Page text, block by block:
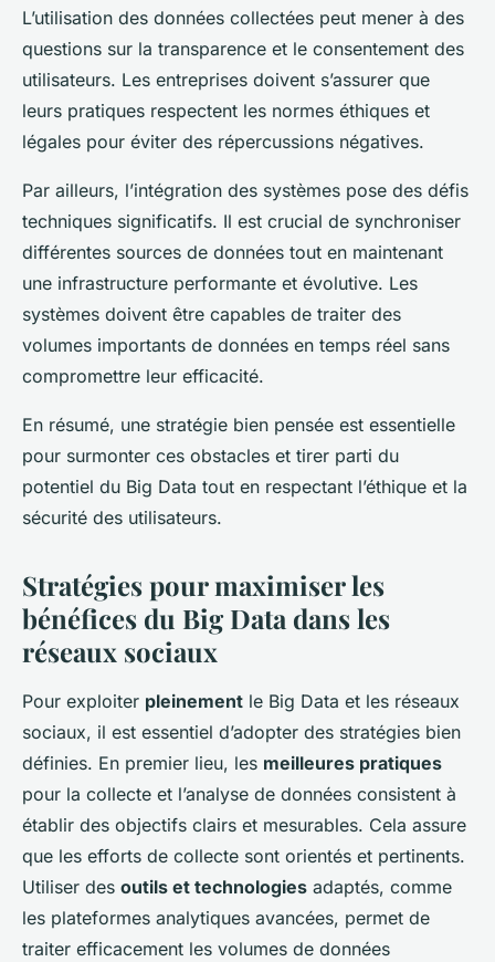
L’utilisation des données collectées peut mener à des
questions sur la transparence et le consentement des
utilisateurs. Les entreprises doivent s’assurer que
leurs pratiques respectent les normes éthiques et
légales pour éviter des répercussions négatives.
Par ailleurs, l’intégration des systèmes pose des défis
techniques significatifs. Il est crucial de synchroniser
différentes sources de données tout en maintenant
une infrastructure performante et évolutive. Les
systèmes doivent être capables de traiter des
volumes importants de données en temps réel sans
compromettre leur efficacité.
En résumé, une stratégie bien pensée est essentielle
pour surmonter ces obstacles et tirer parti du
potentiel du Big Data tout en respectant l’éthique et la
sécurité des utilisateurs.
Stratégies pour maximiser les
bénéfices du Big Data dans les
réseaux sociaux
Pour exploiter pleinement le Big Data et les réseaux
sociaux, il est essentiel d’adopter des stratégies bien
définies. En premier lieu, les meilleures pratiques
pour la collecte et l’analyse de données consistent à
établir des objectifs clairs et mesurables. Cela assure
que les efforts de collecte sont orientés et pertinents.
Utiliser des outils et technologies adaptés, comme
les plateformes analytiques avancées, permet de
traiter efficacement les volumes de données